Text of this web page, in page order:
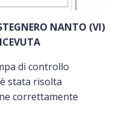
NANTO (VI)
di controllo
stata risolta
correttamente